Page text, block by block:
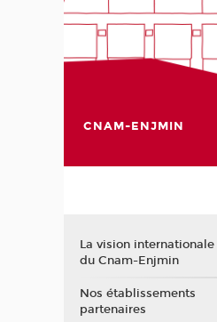
CNAM-ENJMIN
La vision internationale
du Cnam-Enjmin
Nos établissements
partenaires